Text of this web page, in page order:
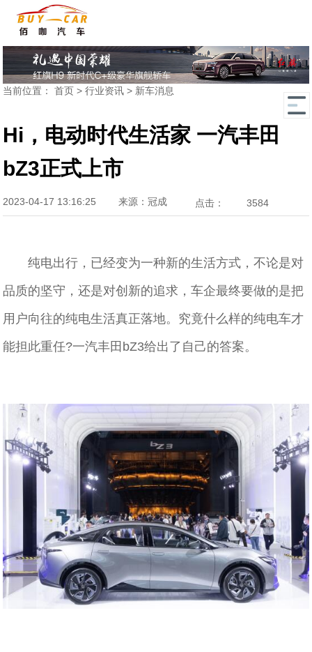
当前位置：首页 >行业资讯 > 新车消息
Hi，电动时代生活家 一汽丰田
bZ3正式上市
2023-04-17 13:16:25 来源：冠成 点击： 3584
纯电出行，已经变为一种新的生活方式，不论是对
品质的坚守，还是对创新的追求，车企最终要做的是把
用户向往的纯电生活真正落地。究竟什么样的纯电车才
能担此重任?一汽丰田bZ3给出了自己的答案。